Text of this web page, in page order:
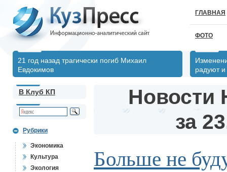
ГЛАВНАЯ
ФОТО
21 год назад трагически погиб Михаил
Евдокимов
радуют и
В Клуб КП
Рубрики
Экономика
Культура
Экология
Новости
за
Больше не